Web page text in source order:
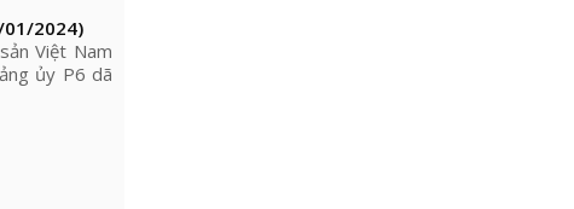
01/2024)
Việt Nam
ủy P6 dã